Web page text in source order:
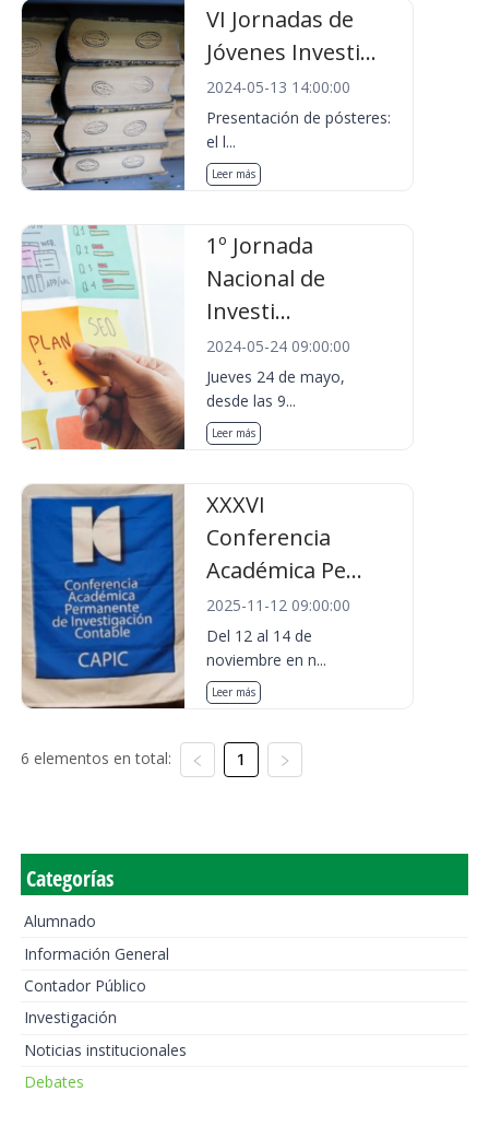
VI Jornadas de
Jóvenes Investi...
2024-05-13 14:00:00
Presentación de pósteres:
el l...
Leer más
1º Jornada
Nacional de
Investi...
2024-05-24 09:00:00
Jueves 24 de mayo,
desde las 9...
Leer más
XXXVI
Conferencia
Académica Pe...
2025-11-12 09:00:00
Del 12 al 14 de
noviembre en n...
Leer más
6 elementos en total: 1
Categorías
Alumnado
Información General
Contador Público
Investigación
Noticias institucionales
Debates